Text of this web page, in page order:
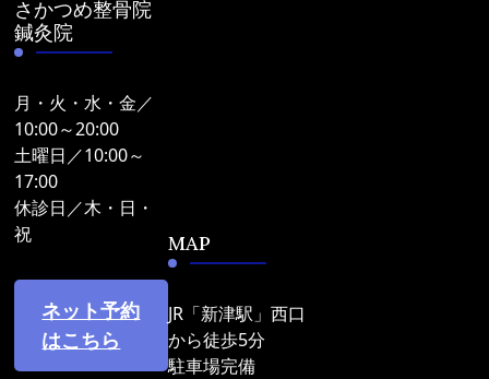
さかつめ整骨院
鍼灸院
月・火・水・金／
10:00～20:00
土曜日／10:00～
17:00
休診日／木・日・
祝
ネット予約
はこちら
MAP
JR「新津駅」西口
から徒歩5分
駐車場完備